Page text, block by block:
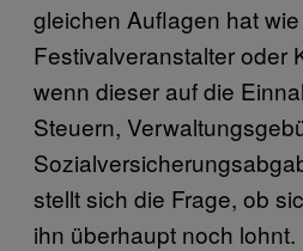
gleichen Auflagen hat
Festivalveranstalter oder
wenn dieser auf die
Steuern,
stellt sich die Frage, ob
ihn überhaupt noch lohnt.